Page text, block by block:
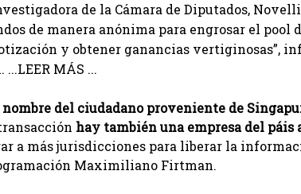
de la Cámara de Diputados,
de manera anónima para engrosar el
y obtener ganancias vertiginosas”,
MÁS ...
del ciudadano proveniente de
hay también una empresa del páis
a más jurisdicciones para liberar la
Maximiliano Firtman.